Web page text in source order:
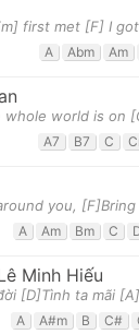
first met [F] I
A Abm Am
world is on
A7 B7 C
you,
A Am Bm C
Minh Hiếu
[D]Tình ta mãi
A A#m B C#